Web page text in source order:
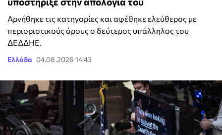
Αρνήθηκε τις κατηγορίες και αφέθηκε ελεύθερος με
περιοριστικούς όρους ο δεύτερος υπάλληλος του
ΔΕΔΔΗΕ.
Ελλάδα 04.08.2026 14:43